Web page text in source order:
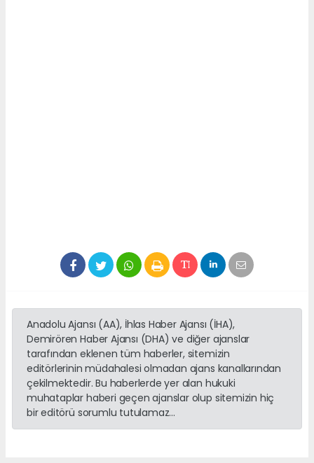
Anadolu Ajansı (AA), İhlas Haber Ajansı (İHA),
Demirören Haber Ajansı (DHA) ve diğer ajanslar
tarafından eklenen tüm haberler, sitemizin
editörlerinin müdahalesi olmadan ajans kanallarından
çekilmektedir. Bu haberlerde yer alan hukuki
muhataplar haberi geçen ajanslar olup sitemizin hiç
bir editörü sorumlu tutulamaz...